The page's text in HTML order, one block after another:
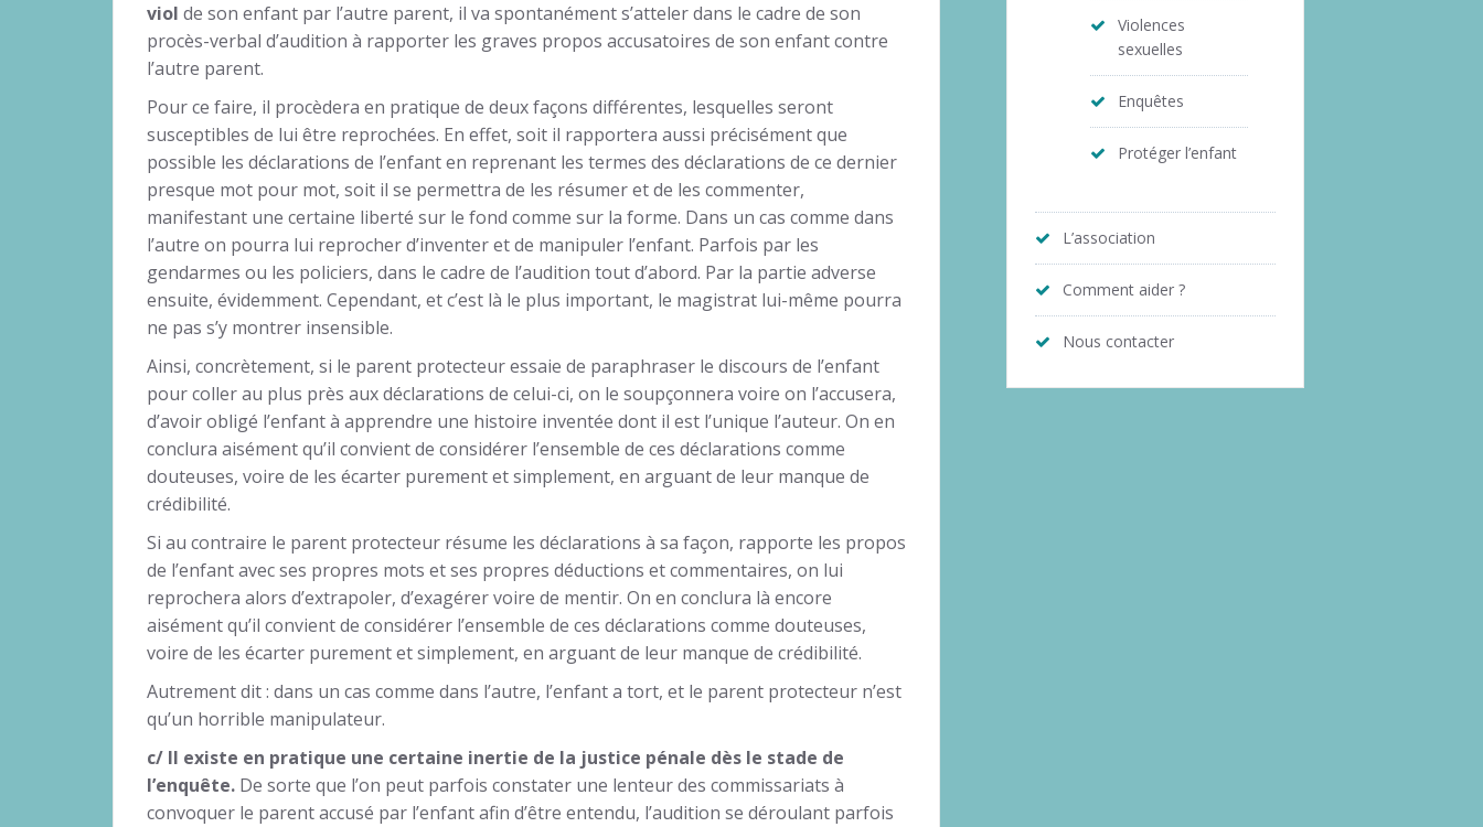
viol de son enfant par l’autre parent, il va spontanément s’atteler dans le cadre de son
procès-verbal d’audition à rapporter les graves propos accusatoires de son enfant contre
l’autre parent.
Pour ce faire, il procèdera en pratique de deux façons différentes, lesquelles seront
susceptibles de lui être reprochées. En effet, soit il rapportera aussi précisément que
possible les déclarations de l’enfant en reprenant les termes des déclarations de ce dernier
presque mot pour mot, soit il se permettra de les résumer et de les commenter,
manifestant une certaine liberté sur le fond comme sur la forme. Dans un cas comme dans
l’autre on pourra lui reprocher d’inventer et de manipuler l’enfant. Parfois par les
gendarmes ou les policiers, dans le cadre de l’audition tout d’abord. Par la partie adverse
ensuite, évidemment. Cependant, et c’est là le plus important, le magistrat lui-même pourra
ne pas s’y montrer insensible.
Ainsi, concrètement, si le parent protecteur essaie de paraphraser le discours de l’enfant
pour coller au plus près aux déclarations de celui-ci, on le soupçonnera voire on l’accusera,
d’avoir obligé l’enfant à apprendre une histoire inventée dont il est l’unique l’auteur. On en
conclura aisément qu’il convient de considérer l’ensemble de ces déclarations comme
douteuses, voire de les écarter purement et simplement, en arguant de leur manque de
crédibilité.
Si au contraire le parent protecteur résume les déclarations à sa façon, rapporte les propos
de l’enfant avec ses propres mots et ses propres déductions et commentaires, on lui
reprochera alors d’extrapoler, d’exagérer voire de mentir. On en conclura là encore
aisément qu’il convient de considérer l’ensemble de ces déclarations comme douteuses,
voire de les écarter purement et simplement, en arguant de leur manque de crédibilité.
Autrement dit : dans un cas comme dans l’autre, l’enfant a tort, et le parent protecteur n’est
qu’un horrible manipulateur.
c/ Il existe en pratique une certaine inertie de la justice pénale dès le stade de
l’enquête. De sorte que l’on peut parfois constater une lenteur des commissariats à
convoquer le parent accusé par l’enfant afin d’être entendu, l’audition se déroulant parfois
Violences
sexuelles
Enquêtes
Protéger l’enfant
L’association
Comment aider ?
Nous contacter